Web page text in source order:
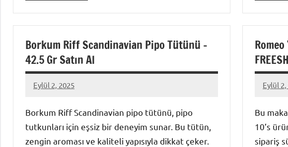
Borkum Riff Scandinavian Pipo Tütünü –
42.5 Gr Satın Al
Eylül 2, 2025
admin
Borkum Riff Scandinavian pipo tütünü, pipo
tutkunları için eşsiz bir deneyim sunar. Bu tütün,
zengin aroması ve kaliteli yapısıyla dikkat çeker.
Eylül
admin
Bu
10’s
sipariş